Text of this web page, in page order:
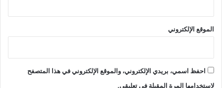
الموقع الإلكتروني
احفظ اسمي، بريدي الإلكتروني، والموقع الإلكتروني في هذا المتصفح
لاستخدامها المرة المقبلة في تعليقي.